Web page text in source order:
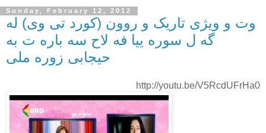
Sunday, February 12, 2012
وت و ویژی تاریک و روون (کورد تی وی) له
گه ل سوره ییا فه لاح سه باره ت به
حیجابی زوره ملی
http://youtu.be/V5RcdUFrHa0